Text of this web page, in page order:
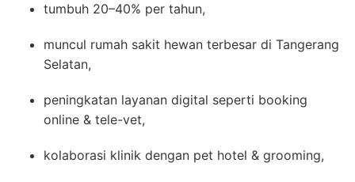
tumbuh 20–40% per tahun,
muncul rumah sakit hewan terbesar di Tangerang
Selatan,
peningkatan layanan digital seperti booking
online & tele-vet,
kolaborasi klinik dengan pet hotel & grooming,